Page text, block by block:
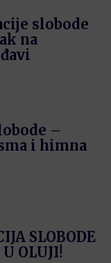
slobode
na
–
i himna
SLOBODE
U OLUJI!